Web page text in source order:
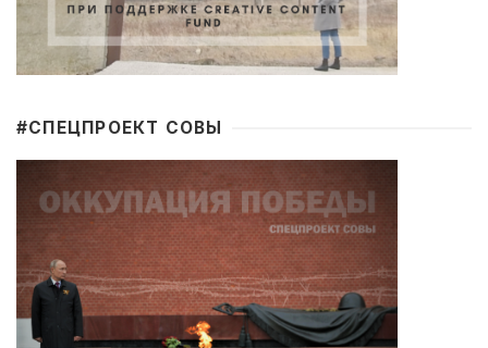
#CПЕЦПРОЕКТ СОВЫ